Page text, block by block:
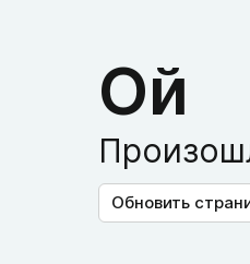
Ой
Обновить